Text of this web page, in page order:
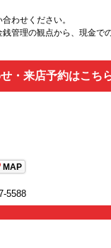
わせください。
理の観点から、現金で
・来店予約はこち
MAP
5588